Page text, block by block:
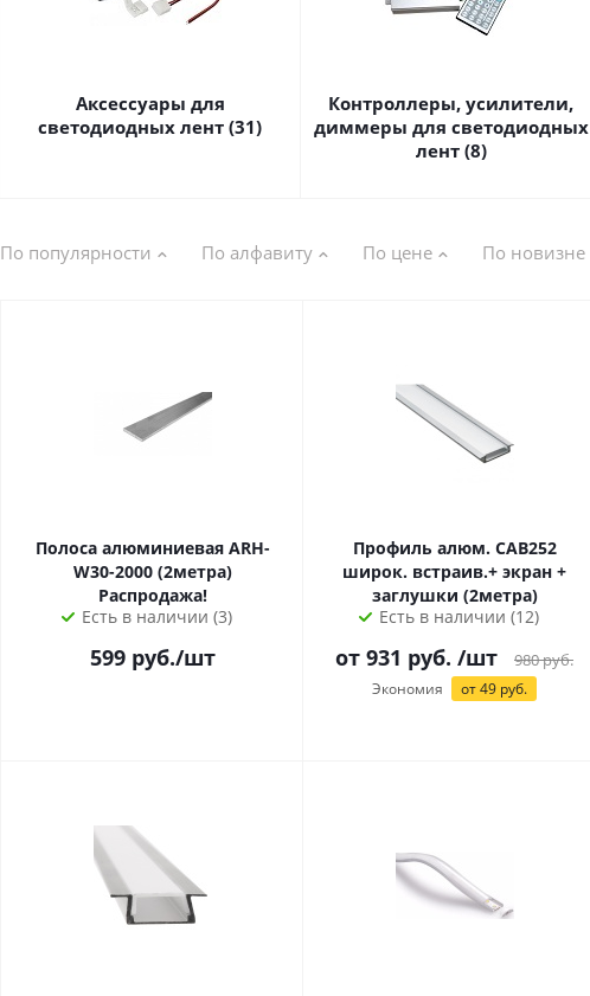
Аксессуары для
светодиодных лент (31)
Контроллеры, усилители,
диммеры для светодиодных
лент (8)
По популярности По алфавиту По цене По новизне
Полоса алюминиевая ARH-
W30-2000 (2метра)
Распродажа!
Есть в наличии (3)
599руб./шт
Профиль алюм. CAB252
широк. встраив.+ экран +
заглушки (2метра)
Есть в наличии (12)
от 931 руб. /шт 980руб.
Экономия от49 руб.